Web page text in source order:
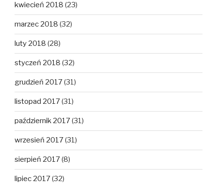
kwiecień 2018 (23)
marzec 2018 (32)
luty 2018 (28)
styczeń 2018 (32)
grudzień 2017(31)
listopad 2017(31)
październik 2017(31)
wrzesień 2017(31)
sierpień 2017(8)
lipiec 2017(32)